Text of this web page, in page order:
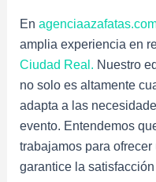
En
amplia experiencia en
Ciudad Real. Nuestro
no solo es altamente
adapta a las
evento. Entendemos
trabajamos para
garantice la satisfacción